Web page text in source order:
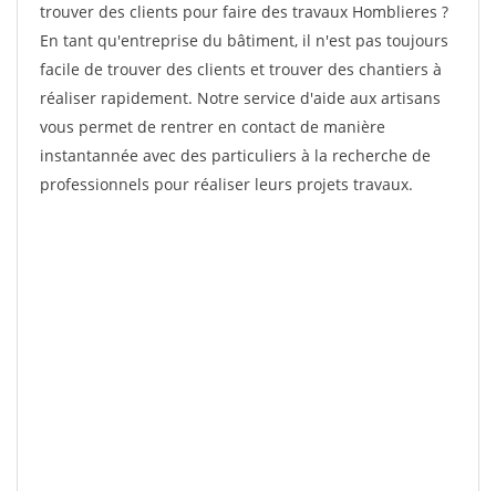
trouver des clients pour faire des travaux Homblieres ?
En tant qu'entreprise du bâtiment, il n'est pas toujours
facile de trouver des clients et trouver des chantiers à
réaliser rapidement. Notre service d'aide aux artisans
vous permet de rentrer en contact de manière
instantannée avec des particuliers à la recherche de
professionnels pour réaliser leurs projets travaux.